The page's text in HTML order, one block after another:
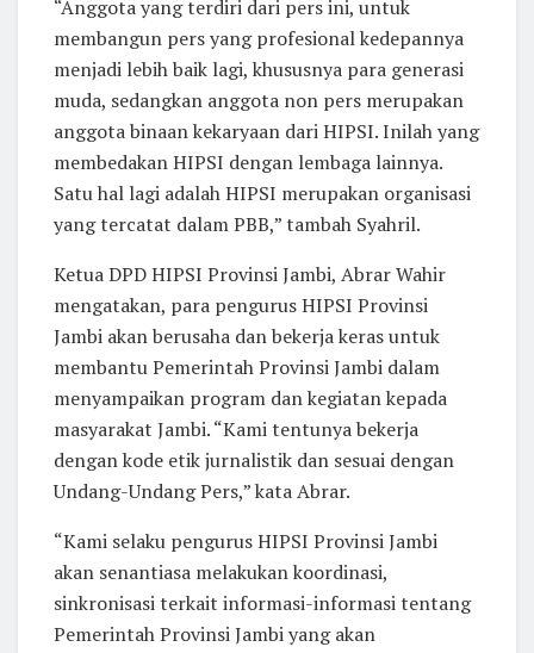
“Anggota yang terdiri dari pers ini, untuk
membangun pers yang profesional kedepannya
menjadi lebih baik lagi, khususnya para generasi
muda, sedangkan anggota non pers merupakan
anggota binaan kekaryaan dari HIPSI. Inilah yang
membedakan HIPSI dengan lembaga lainnya.
Satu hal lagi adalah HIPSI merupakan organisasi
yang tercatat dalam PBB,” tambah Syahril.
Ketua DPD HIPSI Provinsi Jambi, Abrar Wahir
mengatakan, para pengurus HIPSI Provinsi
Jambi akan berusaha dan bekerja keras untuk
membantu Pemerintah Provinsi Jambi dalam
menyampaikan program dan kegiatan kepada
masyarakat Jambi. “Kami tentunya bekerja
dengan kode etik jurnalistik dan sesuai dengan
Undang-Undang Pers,” kata Abrar.
“Kami selaku pengurus HIPSI Provinsi Jambi
akan senantiasa melakukan koordinasi,
sinkronisasi terkait informasi-informasi tentang
Pemerintah Provinsi Jambi yang akan